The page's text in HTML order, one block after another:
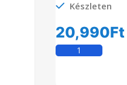
Készleten
20,990Ft